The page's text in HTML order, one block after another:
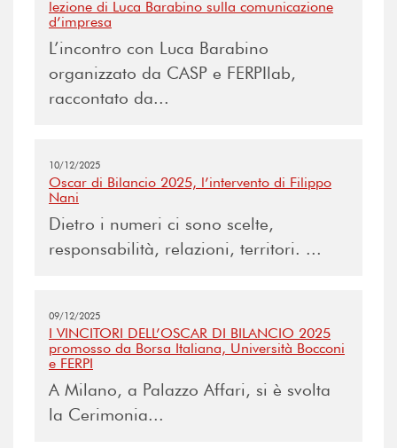
lezione di Luca Barabino sulla comunicazione
d’impresa​
L’incontro con Luca Barabino
organizzato da CASP e FERPIlab,
raccontato da...
10/12/2025
Oscar di Bilancio 2025, l’intervento di Filippo
Nani
Dietro i numeri ci sono scelte,
responsabilità, relazioni, territori. ...
09/12/2025
I VINCITORI DELL’OSCAR DI BILANCIO 2025
promosso da Borsa Italiana, Università Bocconi
e FERPI
A Milano, a Palazzo Affari, si è svolta
la Cerimonia...